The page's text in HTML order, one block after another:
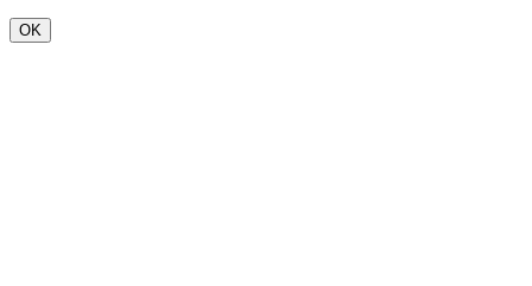
OK